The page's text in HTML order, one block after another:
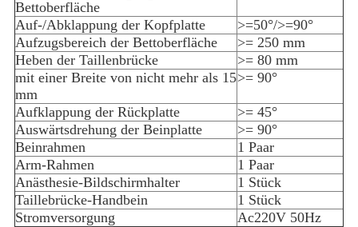
Bettoberfläche
Auf-/Abklappung der Kopfplatte
>=50°/>=90°
Aufzugsbereich der Bettoberfläche
>= 250 mm
Heben der Taillenbrücke
>= 80 mm
mit einer Breite von nicht mehr als 15
mm
>= 90°
Aufklappung der Rückplatte
>= 45°
Auswärtsdrehung der Beinplatte
>= 90°
Beinrahmen
1 Paar
Arm-Rahmen
1 Paar
Anästhesie-Bildschirmhalter
1 Stück
Taillebrücke-Handbein
1 Stück
Stromversorgung
Ac220V 50Hz